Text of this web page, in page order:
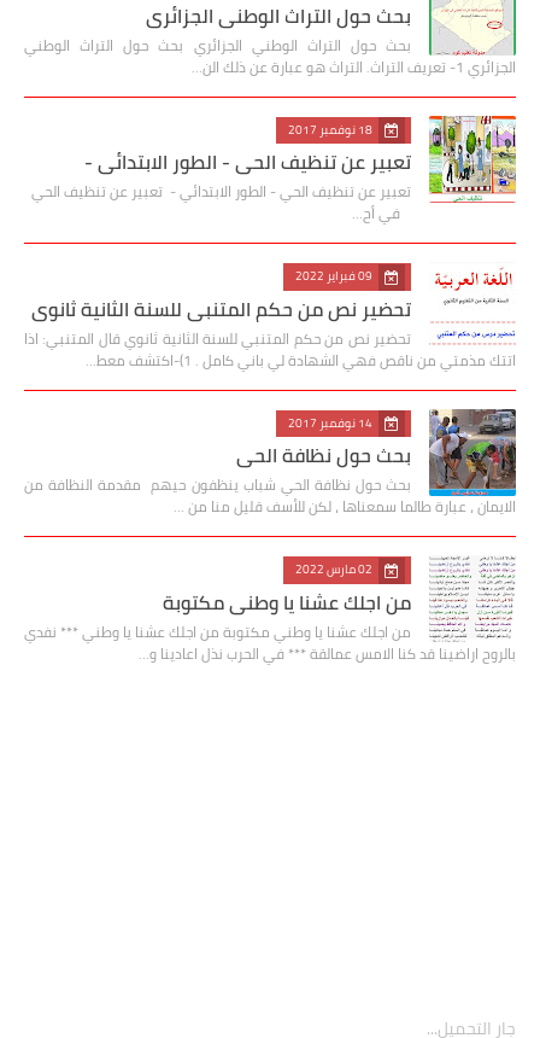
بحث حول التراث الوطني الجزائري
بحث حول التراث الوطني الجزائري بحث حول التراث الوطني
الجزائري 1- تعريف التراث. التراث هو عبارة عن ذلك الن…
18 نوفمبر 2017
تعبير عن تنظيف الحي - الطور الابتدائي -
تعبير عن تنظيف الحي - الطور الابتدائي - تعبير عن تنظيف الحي
في أح…
09 فبراير 2022
تحضير نص من حكم المتنبي للسنة الثانية ثانوي
تحضير نص من حكم المتنبي للسنة الثانية ثانوي قال المتنبي: اذا
اتتك مذمتي من ناقص فهي الشهادة لي باني كامل . 1)-اكتشف معط…
14 نوفمبر 2017
بحث حول نظافة الحي
بحث حول نظافة الحي شباب ينظفون حيهم مقدمة النظافة من
الايمان ، عبارة طالما سمعناها ، لكن للأسف قليل منا من …
02 مارس 2022
من اجلك عشنا يا وطني مكتوبة
من اجلك عشنا يا وطني مكتوبة من اجلك عشنا يا وطني *** نفدي
بالروح اراضينا قد كنا الامس عمالقة *** في الحرب نذل اعادينا و…
جارٍ التحميل...